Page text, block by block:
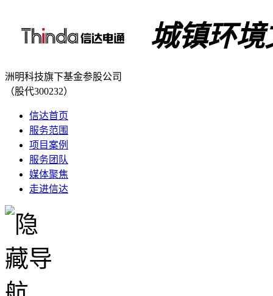
城镇环
洲明科技旗下基金参股公司
（股代300232）
信达首页
服务范围
项目案例
服务团队
媒体聚焦
走进信达